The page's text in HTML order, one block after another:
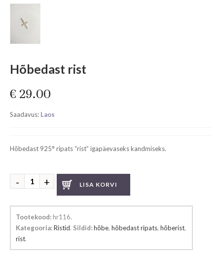
Hõbedast rist
€ 29.00
Saadavus: Laos
Hõbedast 925° ripats “rist” igapäevaseks kandmiseks.
Hõbedast
rist
LISA KORVI
Tootekood: hr116.
Kategooria:Ristid. Sildid:hõbe, hõbedast ripats, hõberist,
rist.